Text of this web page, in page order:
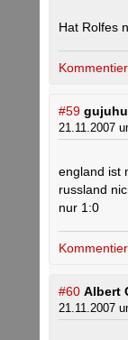
Hat Rolfes
#59 gujuhu
21.11.2007
england ist
russland
nur 1:0
#60 Albert
21.11.2007